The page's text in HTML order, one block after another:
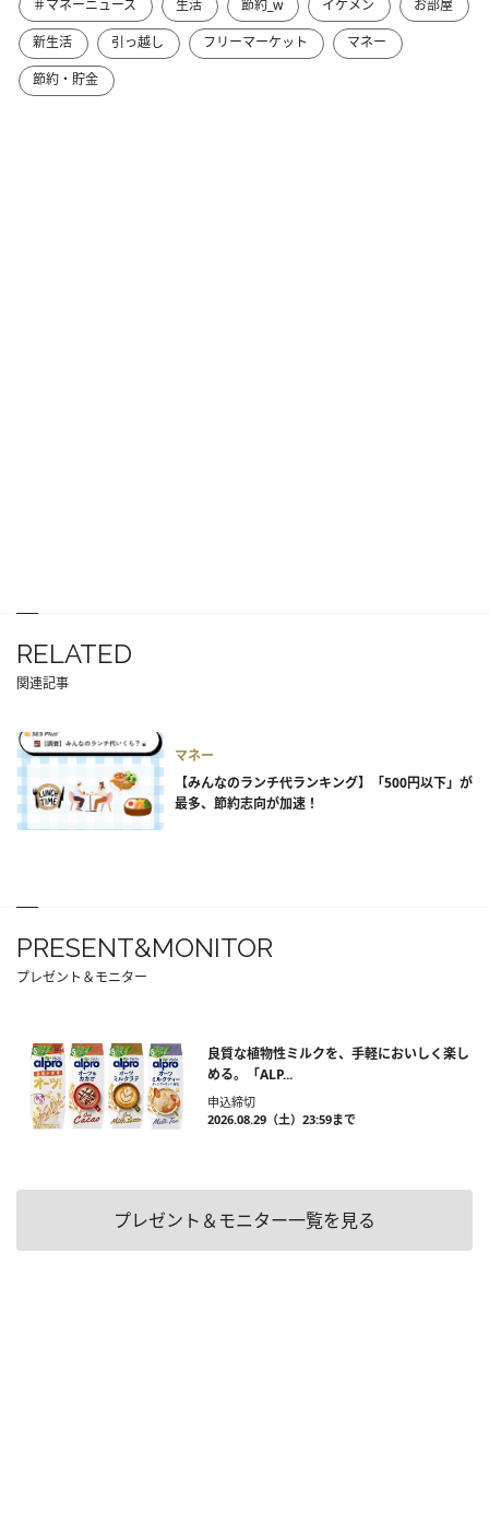
＃マネーニュース 生活 節約_w イケメン
お部屋
新生活
引っ越し フリーマーケット
マネー
節約・貯金
RELATED
関連記事
マネー
【みんなのランチ代ランキング】「500円以下」が
最多、節約志向が加速！
PRESENT&MONITOR
プレゼント＆モニター
良質な植物性ミルクを、手軽においしく楽し
める。「ALP...
申込締切
2026.08.29（土）23:59まで
プレゼント＆モニター一覧を見る